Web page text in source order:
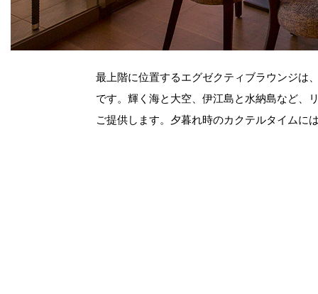
最上階に位置するエグゼクティブラウンジは
です。輝く海と大空、伊江島と水納島など、
ご提供します。夕暮れ時のカクテルタイムに